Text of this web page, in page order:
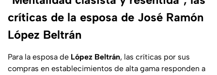
críticas de la esposa de José Ramón
López Beltrán
Para la esposa de López Beltrán, las críticas por sus
compras en establecimientos de alta gama responden a